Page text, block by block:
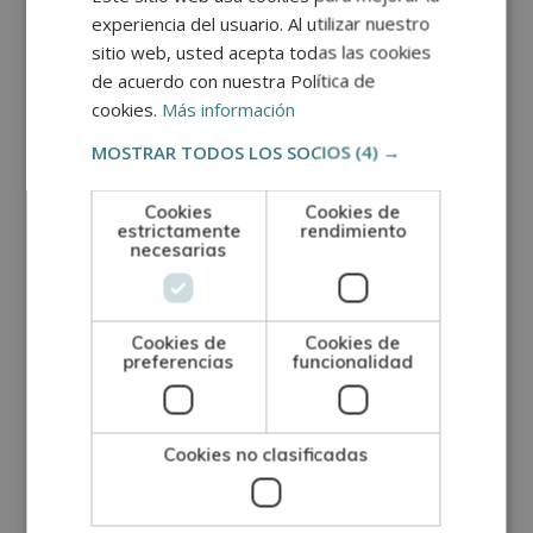
estos tipos de relojes es que se le deben dar cuerda
para su correcto funcionamiento.
Reloj de cuco
Una de las características fundamentales del reloj de
cuco es que cada media hora, un autómata sale de
una obertura y canta la hora mediante sonidos. Este
autómata normalmente se tarta de una figurita en
forma de pájaro. Este reloj está provisto de un
péndulo y un gong.
Reloj de arena
El reloj de arena se caracteriza por tener dos
experiencia del usuario. Al utilizar nuestro
sitio web, usted acepta todas las cookies
de acuerdo con nuestra Política de
cookies. Más información
MOSTRAR TODOS LOS SOCIOS (4) →
Cookies
estrictamente
necesarias
Cookies de
rendimiento
Cookies de
preferencias
Cookies de
funcionalidad
Cookies no clasificadas